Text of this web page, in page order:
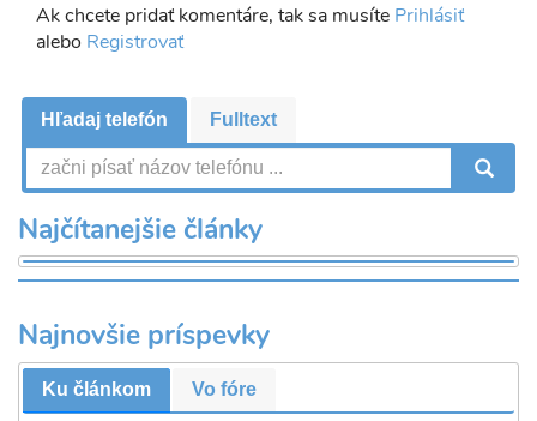
Ak chcete pridať komentáre, tak sa musíte Prihlásiť
alebo Registrovať
Hľadaj telefón Fulltext
Najčítanejšie články
Najnovšie príspevky
Ku článkom Vo fóre